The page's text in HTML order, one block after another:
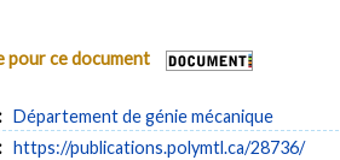
pour ce document
Département de génie mécanique
https://publications.polymtl.ca/28736/